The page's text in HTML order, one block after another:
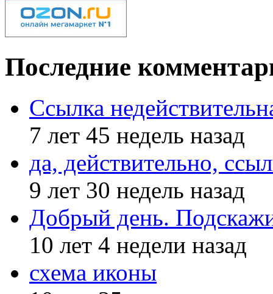
Последние
Ссылка
7 лет 45 недель назад
да, действительно,
9 лет 30 недель назад
Добрый день.
10 лет 4 недели назад
схема иконы